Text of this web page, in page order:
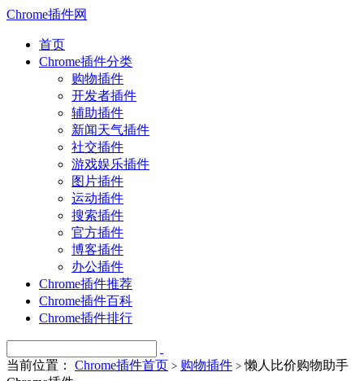
Chrome插件网
首页
Chrome插件分类
购物插件
开发者插件
辅助插件
新闻天气插件
社交插件
游戏娱乐插件
图片插件
运动插件
搜索插件
官方插件
博客插件
办公插件
Chrome插件推荐
Chrome插件百科
Chrome插件排行
当前位置： Chrome插件首页 > 购物插件 > 懒人比价购物助手